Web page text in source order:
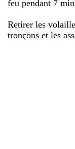
feu pendant 7
Retirer les
tronçons et les